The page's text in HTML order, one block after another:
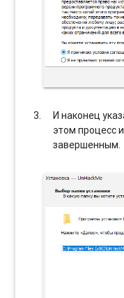
И наконец
этом процесс
завершенным.